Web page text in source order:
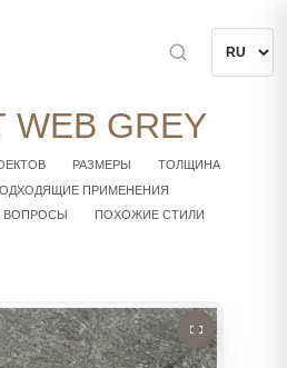
GREY
РАЗМЕРЫ
ТОЛЩИНА
ПРИМЕНЕНИЯ
ВОПРОСЫ
ПОХОЖИЕ СТИЛИ